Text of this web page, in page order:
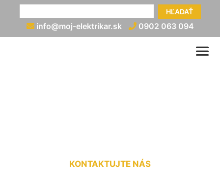
HĽADAŤ
info@moj-elektrikar.sk 0902 063 094
KONTAKTUJTE NÁS